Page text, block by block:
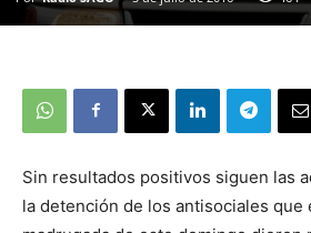
Sin resultados positivos siguen las
la detención de los antisociales que